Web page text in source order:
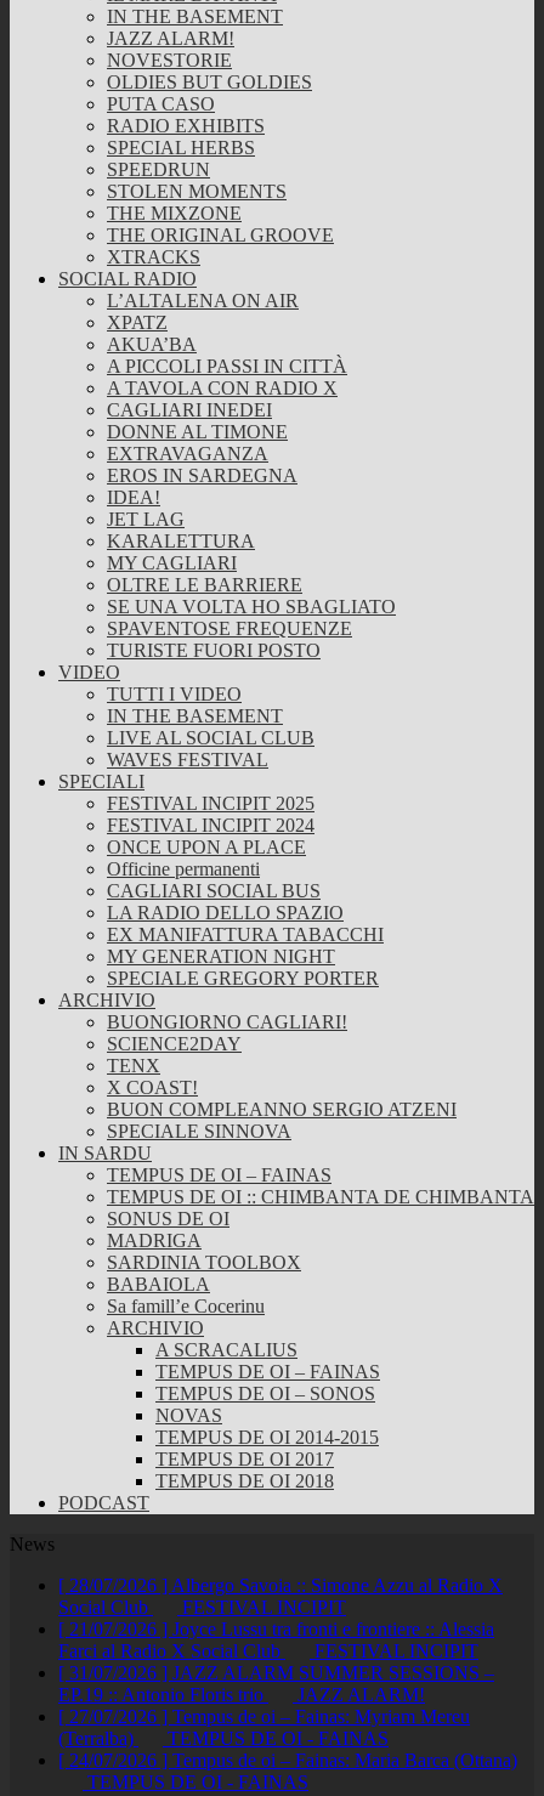
IN THE BASEMENT
JAZZ ALARM!
NOVESTORIE
OLDIES BUT GOLDIES
PUTA CASO
RADIO EXHIBITS
SPECIAL HERBS
SPEEDRUN
STOLEN MOMENTS
THE MIXZONE
THE ORIGINAL GROOVE
XTRACKS
SOCIAL RADIO
L’ALTALENA ON AIR
XPATZ
AKUA’BA
A PICCOLI PASSI IN CITTÀ
A TAVOLA CON RADIO X
CAGLIARI INEDEI
DONNE AL TIMONE
EXTRAVAGANZA
EROS IN SARDEGNA
IDEA!
JET LAG
KARALETTURA
MY CAGLIARI
OLTRE LE BARRIERE
SE UNA VOLTA HO SBAGLIATO
SPAVENTOSE FREQUENZE
TURISTE FUORI POSTO
VIDEO
TUTTI I VIDEO
IN THE BASEMENT
LIVE AL SOCIAL CLUB
WAVES FESTIVAL
SPECIALI
FESTIVAL INCIPIT 2025
FESTIVAL INCIPIT 2024
ONCE UPON A PLACE
Officine permanenti
CAGLIARI SOCIAL BUS
LA RADIO DELLO SPAZIO
EX MANIFATTURA TABACCHI
MY GENERATION NIGHT
SPECIALE GREGORY PORTER
ARCHIVIO
BUONGIORNO CAGLIARI!
SCIENCE2DAY
TENX
X COAST!
BUON COMPLEANNO SERGIO ATZENI
SPECIALE SINNOVA
IN SARDU
TEMPUS DE OI – FAINAS
TEMPUS DE OI :: CHIMBANTA DE CHIMBANTA
SONUS DE OI
MADRIGA
SARDINIA TOOLBOX
BABAIOLA
Sa famill’e Cocerinu
ARCHIVIO
A SCRACALIUS
TEMPUS DE OI – FAINAS
TEMPUS DE OI – SONOS
NOVAS
TEMPUS DE OI 2014-2015
TEMPUS DE OI 2017
TEMPUS DE OI 2018
PODCAST
News
[ 28/07/2026 ] Albergo Savoia :: Simone Azzu al Radio X
Social Club
FESTIVAL INCIPIT
[ 21/07/2026 ] Joyce Lussu tra fronti e frontiere :: Alessia
Farci al Radio X Social Club
FESTIVAL INCIPIT
[ 31/07/2026 ] JAZZ ALARM SUMMER SESSIONS –
EP.19 :: Antonio Floris trio
JAZZ ALARM!
[ 27/07/2026 ] Tempus de oi – Fainas: Myriam Mereu
(Terralba)
TEMPUS DE OI - FAINAS
[ 24/07/2026 ] Tempus de oi – Fainas: Maria Barca (Ottana)
TEMPUS DE OI - FAINAS